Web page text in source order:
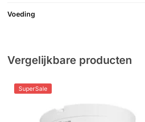
Voeding
Vergelijkbare producten
SuperSale